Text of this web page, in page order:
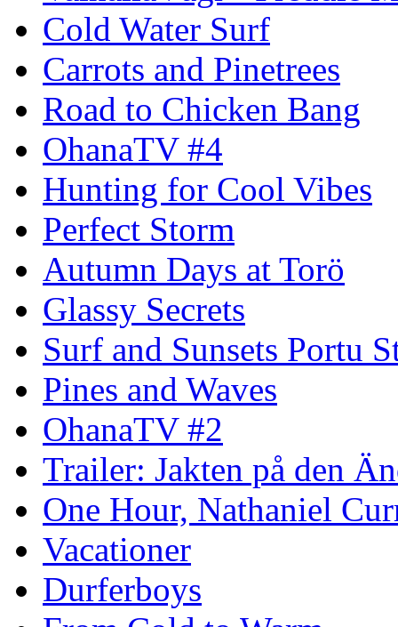
Cold Water Surf
Carrots and Pinetrees
Road to Chicken Bang
OhanaTV #4
Hunting for Cool Vibes
Perfect Storm
Autumn Days at Torö
Glassy Secrets
Surf and Sunsets Portu
Pines and Waves
OhanaTV #2
Trailer: Jakten på den
One Hour, Nathaniel
Vacationer
Durferboys